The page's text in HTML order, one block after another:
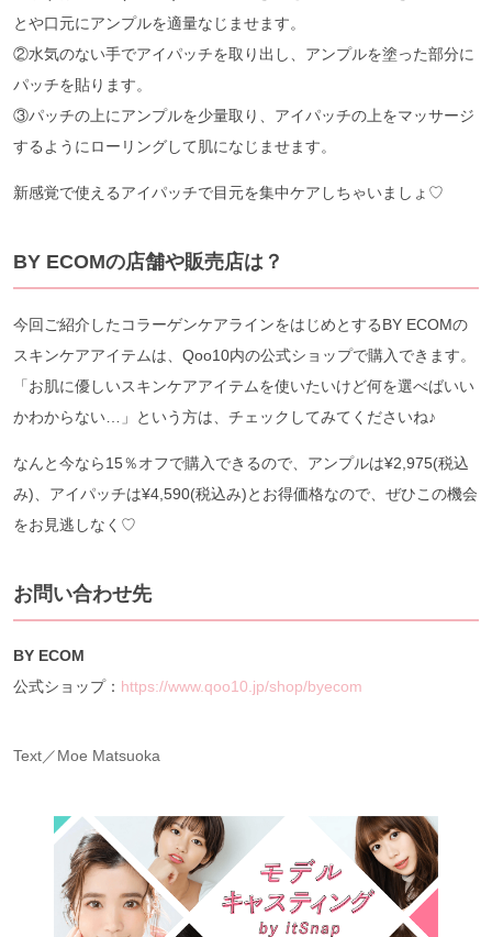
とや口元にアンプルを適量なじませます。
②水気のない手でアイパッチを取り出し、アンプルを塗った部分に
パッチを貼ります。
③パッチの上にアンプルを少量取り、アイパッチの上をマッサージ
するようにローリングして肌になじませます。
新感覚で使えるアイパッチで目元を集中ケアしちゃいましょ♡
BY ECOMの店舗や販売店は？
今回ご紹介したコラーゲンケアラインをはじめとするBY ECOMの
スキンケアアイテムは、Qoo10内の公式ショップで購入できます。
「お肌に優しいスキンケアアイテムを使いたいけど何を選べばいい
かわからない…」という方は、チェックしてみてくださいね♪
なんと今なら15％オフで購入できるので、アンプルは¥2,975(税込
み)、アイパッチは¥4,590(税込み)とお得価格なので、ぜひこの機会
をお見逃しなく♡
お問い合わせ先
BY ECOM
公式ショップ： https://www.qoo10.jp/shop/byecom
Text／Moe Matsuoka